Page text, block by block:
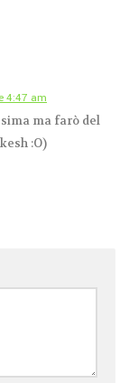
4:47 am
ma farò del
:O)